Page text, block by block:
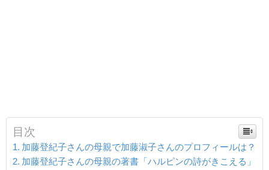
目次
加藤登紀子さんの母親で加藤淑子さんのプロフィールは？
加藤登紀子さんの母親の著書「ハルピンの詩がきこえる」